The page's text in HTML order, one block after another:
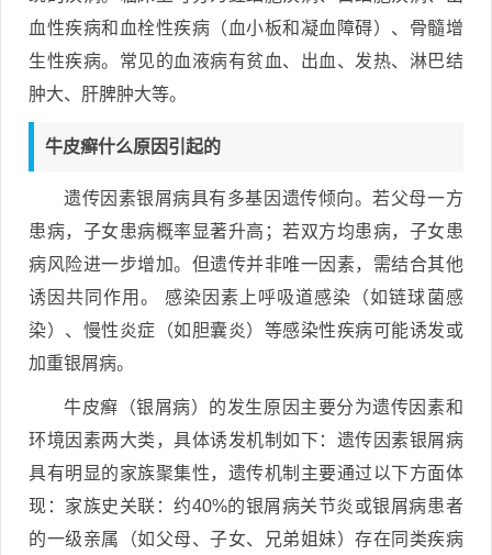
血性疾病和血栓性疾病（血小板和凝血障碍）、骨髓增
生性疾病。常见的血液病有贫血、出血、发热、淋巴结
肿大、肝脾肿大等。
牛皮癣什么原因引起的
遗传因素银屑病具有多基因遗传倾向。若父母一方
患病，子女患病概率显著升高；若双方均患病，子女患
病风险进一步增加。但遗传并非唯一因素，需结合其他
诱因共同作用。 感染因素上呼吸道感染（如链球菌感
染）、慢性炎症（如胆囊炎）等感染性疾病可能诱发或
加重银屑病。
牛皮癣（银屑病）的发生原因主要分为遗传因素和
环境因素两大类，具体诱发机制如下：遗传因素银屑病
具有明显的家族聚集性，遗传机制主要通过以下方面体
现：家族史关联：约40%的银屑病关节炎或银屑病患者
的一级亲属（如父母、子女、兄弟姐妹）存在同类疾病